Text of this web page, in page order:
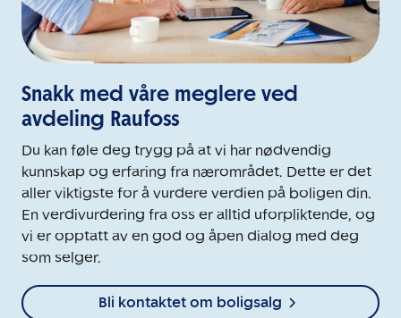
Snakk med våre meglere ved
avdeling Raufoss
Du kan føle deg trygg på at vi har nødvendig
kunnskap og erfaring fra nærområdet. Dette er det
aller viktigste for å vurdere verdien på boligen din.
En verdivurdering fra oss er alltid uforpliktende, og
vi er opptatt av en god og åpen dialog med deg
som selger.
Bli kontaktet om boligsalg